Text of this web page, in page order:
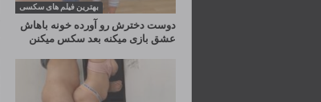
بهترین فیلم های سکسی
دوست دخترش رو آورده خونه باهاش
عشق بازی میکنه بعد سکس میکنن